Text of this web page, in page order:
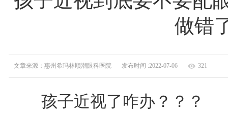
做错
文章来源：惠州希玛林顺潮眼科医院 发布时间 :2022-07-06 321
孩子近视了咋办？？？